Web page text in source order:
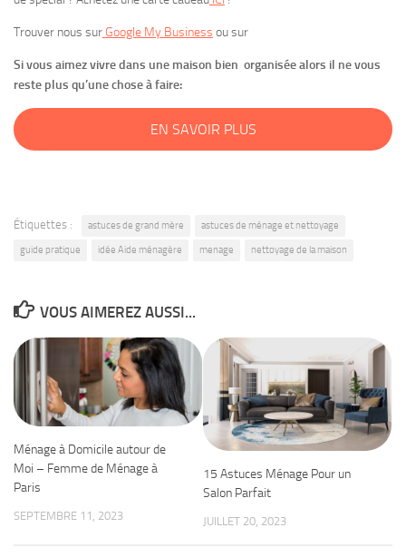
Trouver nous sur Google My Business ou sur
Si vous aimez vivre dans une maison bien organisée alors il ne vous
reste plus qu’une chose à faire:
EN SAVOIR PLUS
Étiquettes : astuces de grand mère astuces de ménage et nettoyage
guide pratique idée Aide ménagère menage nettoyage de la maison
VOUS AIMEREZ AUSSI...
Ménage à Domicile autour de
Moi – Femme de Ménage à
Paris
SEPTEMBRE 11, 2023
15 Astuces Ménage Pour un
Salon Parfait
JUILLET 20, 2023